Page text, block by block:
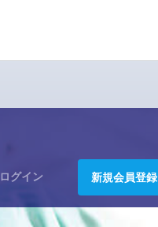
ログイン 新規会員登録